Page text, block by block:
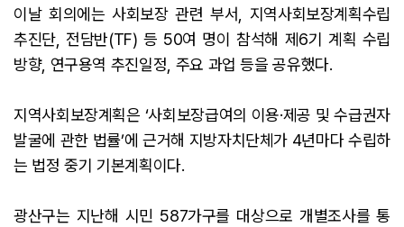
이날 회의에는 사회보장 관련 부서, 지역사회보장계획수립
추진단, 전담반(TF) 등 50여 명이 참석해 제6기 계획 수립
방향, 연구용역 추진일정, 주요 과업 등을 공유했다.
지역사회보장계획은 ‘사회보장급여의 이용·제공 및 수급권자
발굴에 관한 법률’에 근거해 지방자치단체가 4년마다 수립하
는 법정 중기 기본계획이다.
광산구는 지난해 시민 587가구를 대상으로 개별조사를 통